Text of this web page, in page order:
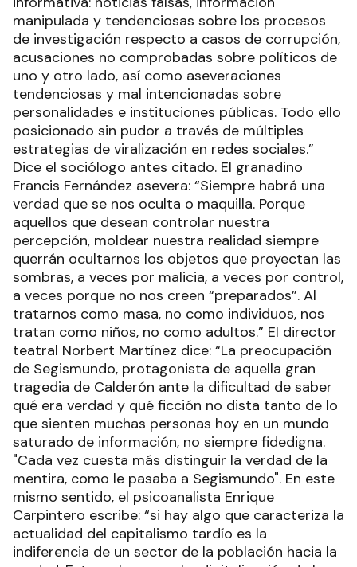
manipulada y tendenciosas sobre los procesos
de investigación respecto a casos de corrupción,
acusaciones no comprobadas sobre políticos de
uno y otro lado, así como aseveraciones
tendenciosas y mal intencionadas sobre
personalidades e instituciones públicas. Todo ello
posicionado sin pudor a través de múltiples
estrategias de viralización en redes sociales.”
Dice el sociólogo antes citado. El granadino
Francis Fernández asevera: “Siempre habrá una
verdad que se nos oculta o maquilla. Porque
aquellos que desean controlar nuestra
percepción, moldear nuestra realidad siempre
querrán ocultarnos los objetos que proyectan las
sombras, a veces por malicia, a veces por control,
a veces porque no nos creen “preparados”. Al
tratarnos como masa, no como individuos, nos
tratan como niños, no como adultos.” El director
teatral Norbert Martínez dice: “La preocupación
de Segismundo, protagonista de aquella gran
tragedia de Calderón ante la dificultad de saber
qué era verdad y qué ficción no dista tanto de lo
que sienten muchas personas hoy en un mundo
saturado de información, no siempre fidedigna.
"Cada vez cuesta más distinguir la verdad de la
mentira, como le pasaba a Segismundo". En este
mismo sentido, el psicoanalista Enrique
Carpintero escribe: “si hay algo que caracteriza la
actualidad del capitalismo tardío es la
indiferencia de un sector de la población hacia la